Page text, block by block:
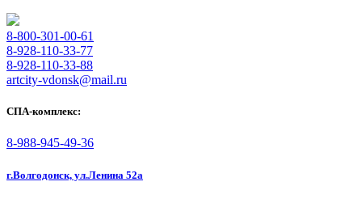
8-800-301-00-61
8-928-110-33-77
8-928-110-33-88
artcity-vdonsk@mail.ru
СПА-комплекс:
8-988-945-49-36
г.Волгодонск, ул.Ленина 52а